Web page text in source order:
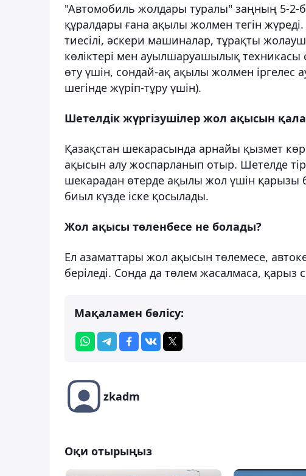
"Автомобиль жолдары туралы" заңның 5-2-
құралдары ғана ақылы жолмен тегін
тиесілі, әскери машиналар, тұрақты
көліктері мен ауылшаруашылық техникасы
өту үшін, сондай-ақ ақылы жолмен іргелес
шегінде жүріп-тұру үшін).
Шетелдік жүргізушілер жол ақысын
Қазақстан шекарасында арнайы қызмет
ақысын алу жоспарланып отыр. Шетелде
шекарадан өтерде ақылы жол үшін қарызы
биыл күзде іске қосылады.
Жол ақысы төленбесе не болады?
Ел азаматтары жол ақысын төлемесе,
беріледі. Сонда да төлем жасалмаса, қарыз
Мақаламен бөлісу:
zkadm
Оқи отырыңыз